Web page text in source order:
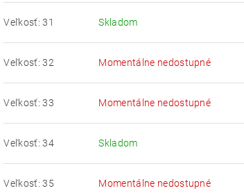
Veľkosť: 31 Skladom
Veľkosť: 32 Momentálne nedostupné
Veľkosť: 33 Momentálne nedostupné
Veľkosť: 34 Skladom
Veľkosť: 35 Momentálne nedostupné